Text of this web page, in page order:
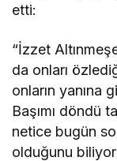
etti:
“İzzet
da onları
onların yanına
Başımı döndü
netice bugün
olduğunu